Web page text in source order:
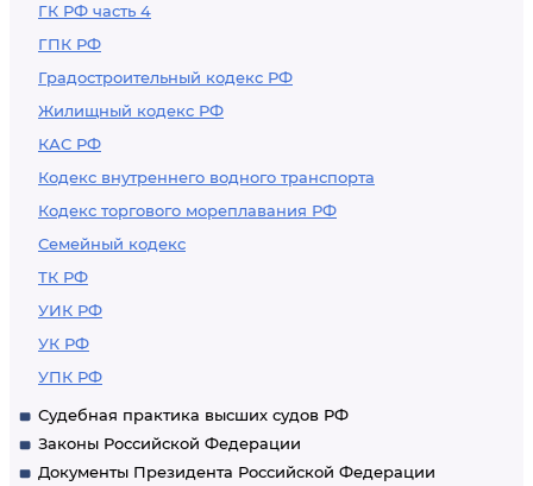
ГК РФ часть 4
ГПК РФ
Градостроительный кодекс РФ
Жилищный кодекс РФ
КАС РФ
Кодекс внутреннего водного транспорта
Кодекс торгового мореплавания РФ
Семейный кодекс
ТК РФ
УИК РФ
УК РФ
УПК РФ
Судебная практика высших судов РФ
Законы Российской Федерации
Документы Президента Российской Федерации